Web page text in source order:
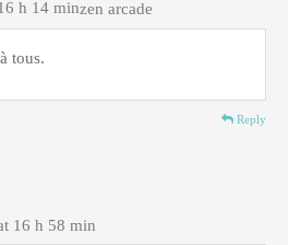
zen arcade
h 14 min
tous.
Reply
16 h 58 min